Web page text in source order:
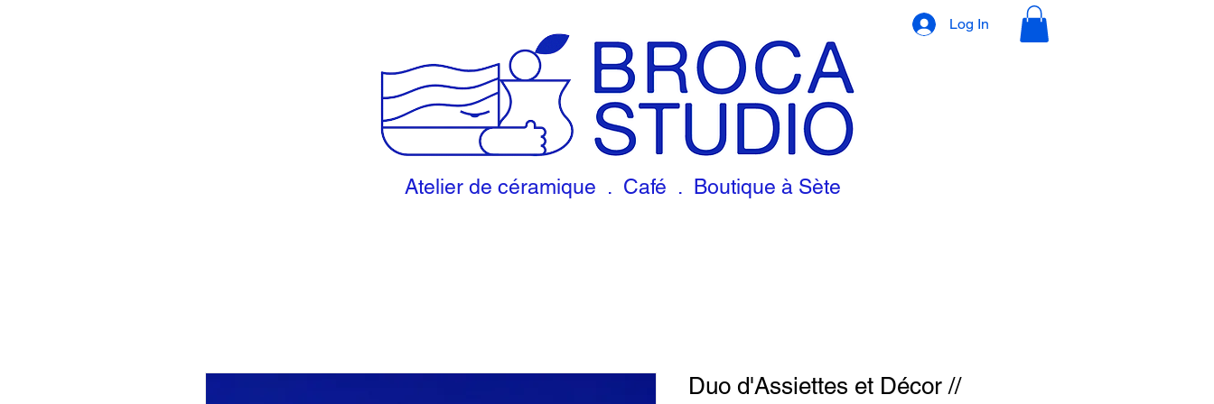
Log In
Atelier de céramique . Café . Boutique à Sète
Duo d'Assiettes et Décor //